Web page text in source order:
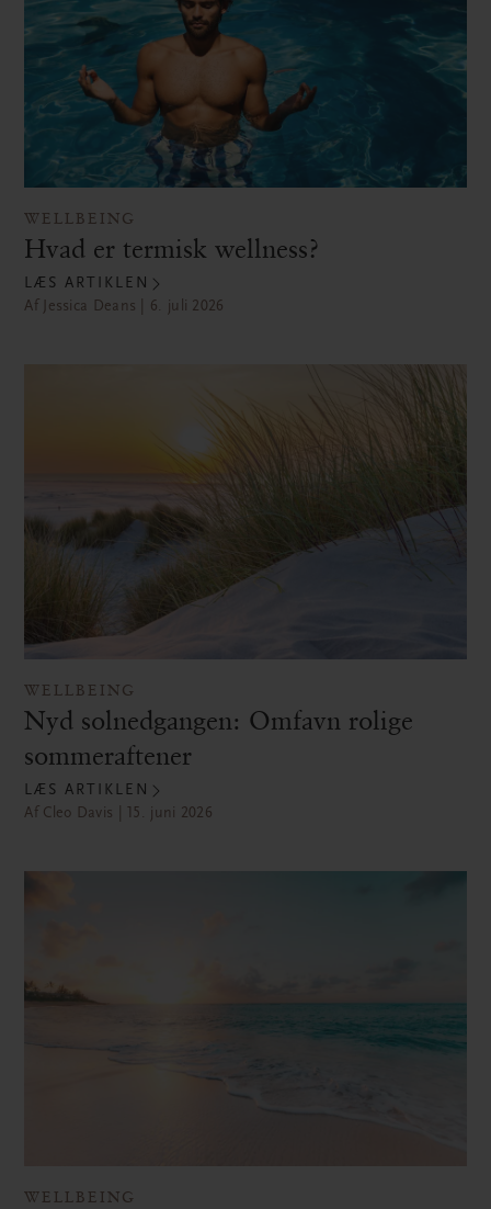
WELLBEING
Hvad er termisk wellness?
LÆS ARTIKLEN
Af Jessica Deans | 6. juli 2026
WELLBEING
Nyd solnedgangen: Omfavn rolige
sommeraftener
LÆS ARTIKLEN
Af Cleo Davis | 15. juni 2026
WELLBEING